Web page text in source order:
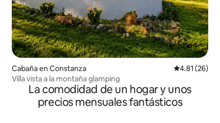
Cabaña en Constanza Calificación
4.81 (26)
Villa vista a la montaña glamping
La comodidad de un hogar y unos
precios mensuales fantásticos